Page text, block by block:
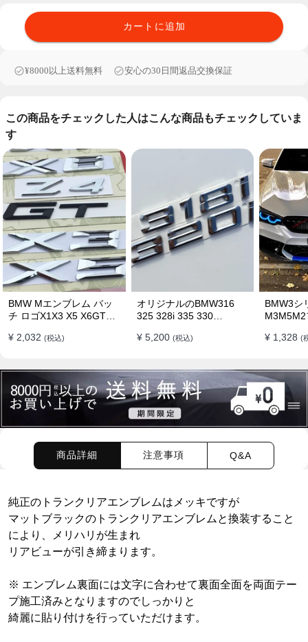
カートに追加
¥8000以上送料無料 安心の30日間返品交換保証
この商品をチェックした人はこんな商品もチェックしていま
す
BMW Mエンブレム バッ
チ ロゴX1X3 X5 X6GTワ
シリーズリアラベルBMW
¥ 2,032 (税込)
オリジナルのBMW316
325 328i 335 330
ッカー エンブレム バッチ
¥ 5,200 (税込)
BMW3シ
カバー修
¥ 1,328 (
商品詳細 注意事項 Q&A
純正のトランクリアエンブレムはメッキですが
マットブラックのトランクリアエンブレムと換装すること
により、メリハリが生まれ
リアビューが引き締まります。
※ エンブレム裏面には文字に合わせて裏面全面を両面テー
プ施工済みとなりますのでしっかりと
綺麗に貼り付けを行っていただけます。